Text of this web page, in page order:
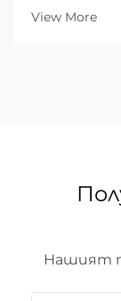
View More
Нашият